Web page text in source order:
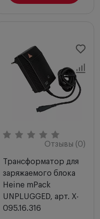
Отзывы (0)
Трансформатор для
заряжаемого блока
Heine mPack
UNPLUGGED, арт. X-
095.16.316